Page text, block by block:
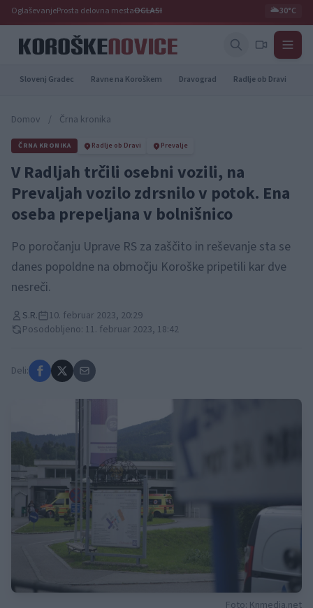
OglaševanjeProsta delovna mestaOGLASI 🌥️30°C
Slovenj Gradec Ravne na Koroškem Dravograd Radlje ob Dravi
Domov / Črna kronika
ČRNA KRONIKA Radlje ob Dravi Prevalje
V Radljah trčili osebni vozili, na
Prevaljah vozilo zdrsnilo v potok. Ena
oseba prepeljana v bolnišnico
Po poročanju Uprave RS za zaščito in reševanje sta se
danes popoldne na območju Koroške pripetili kar dve
nesreči.
S.R.
10. februar 2023, 20:29
Posodobljeno: 11. februar 2023, 18:42
Deli: